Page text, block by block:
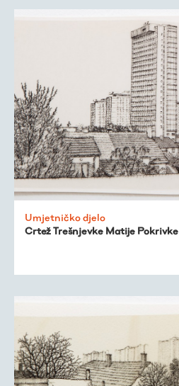
Umjetničko djelo
Crtež Trešnjevke Matije Pokrivke